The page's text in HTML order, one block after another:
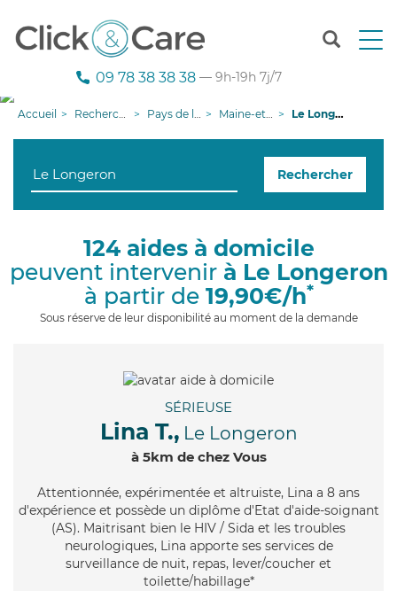
T
n
g
i
09 78 38 38 38 — 9h-19h 7j/7
Accueil Recherche aide à domicile Pays de la Loire Maine-et-Loire Le Longeron
Rechercher
124 aides à domicile
peuvent intervenir à Le Longeron
à partir de 19,90€/h*
Sous réserve de leur disponibilité au moment de la demande
SÉRIEUSE
Lina T., Le Longeron
à 5km de chez Vous
Attentionnée, expérimentée et altruiste, Lina a 8 ans
d'expérience et possède un diplôme d'Etat d'aide-soignant
(AS). Maitrisant bien le HIV / Sida et les troubles
neurologiques, Lina apporte ses services de
surveillance de nuit, repas, lever/coucher et
toilette/habillage*